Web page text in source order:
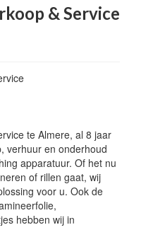
& Service
te Almere, al 8 jaar
verhuur en onderhoud
apparatuur. Of het nu
of rillen gaat, wij
voor u. Ook de
hebben wij in